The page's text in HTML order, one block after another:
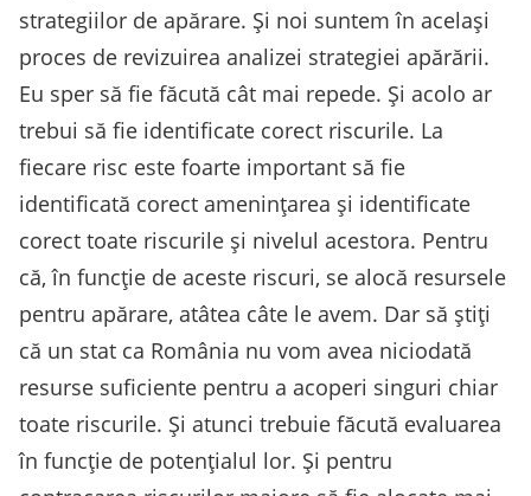
strategiilor de apărare. Și noi suntem în același
proces de revizuirea analizei strategiei apărării.
Eu sper să fie făcută cât mai repede. Și acolo ar
trebui să fie identificate corect riscurile. La
fiecare risc este foarte important să fie
identificată corect amenințarea și identificate
corect toate riscurile și nivelul acestora. Pentru
că, în funcție de aceste riscuri, se alocă resursele
pentru apărare, atâtea câte le avem. Dar să știți
că un stat ca România nu vom avea niciodată
resurse suficiente pentru a acoperi singuri chiar
toate riscurile. Și atunci trebuie făcută evaluarea
în funcție de potențialul lor. Și pentru